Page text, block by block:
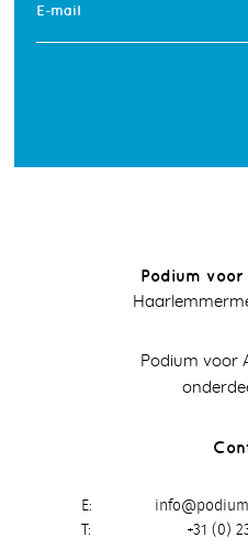
E-mail
Podium
Podium voor
E
T
+31 (0)